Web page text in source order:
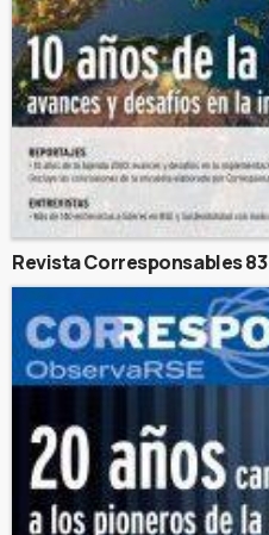
Revista Corresponsables 83